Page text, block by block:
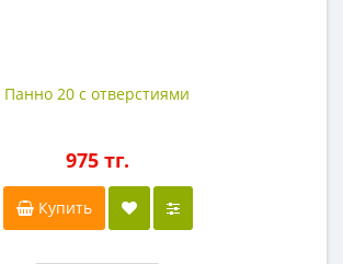
Панно 20 с отверстиями
975 тг.
Купить